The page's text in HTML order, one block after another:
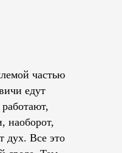
частью
едут
наоборот,
дух. Все это